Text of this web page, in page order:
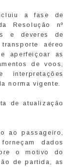
a fase de
Resolução nº
e deveres de
aéreo
aperfeiçoar as
de voos,
norma vigente.
de atualização
ao passageiro,
dados
o motivo do
de partida, as